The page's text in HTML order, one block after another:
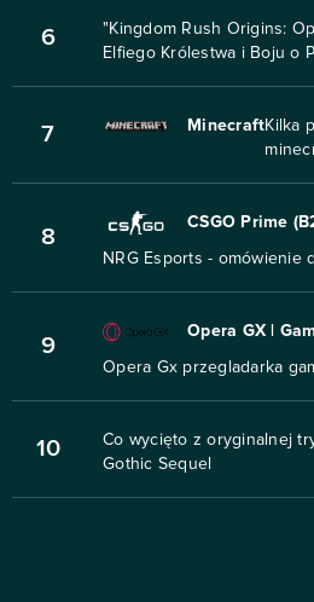
6
"Kingdom Rush Origins:
Elfiego Królestwa i Boju o
7 MinecraftKilka
8
CSGO Prime
NRG Esports - omówienie
9
Opera GX |
Opera Gx przegladarka
10
Co wycięto z oryginalnej
Gothic Sequel